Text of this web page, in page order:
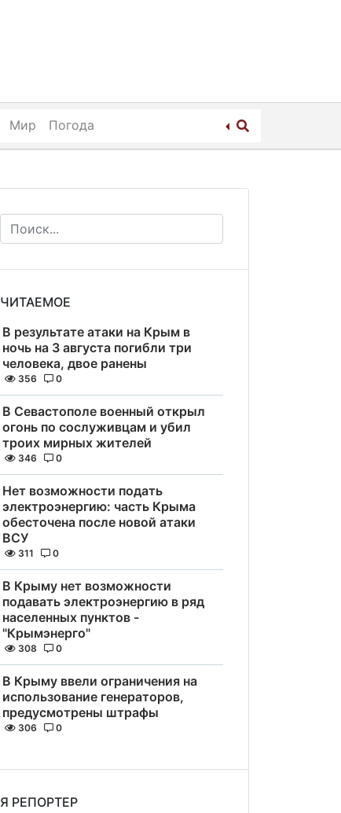
Мир Погода
ЧИТАЕМОЕ
В результате атаки на Крым в
ночь на 3 августа погибли три
человека, двое ранены
356 0
В Севастополе военный открыл
огонь по сослуживцам и убил
троих мирных жителей
346 0
Нет возможности подать
электроэнергию: часть Крыма
обесточена после новой атаки
ВСУ
311 0
В Крыму нет возможности
подавать электроэнергию в ряд
населенных пунктов -
"Крымэнерго"
308 0
В Крыму ввели ограничения на
использование генераторов,
предусмотрены штрафы
306 0
Я РЕПОРТЕР